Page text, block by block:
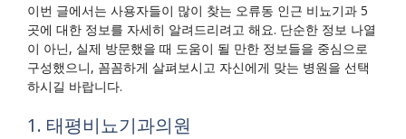
이번 글에서는 사용자들이 많이 찾는 오류동 인근 비뇨기과 5
곳에 대한 정보를 자세히 알려드리려고 해요. 단순한 정보 나열
이 아닌, 실제 방문했을 때 도움이 될 만한 정보들을 중심으로
구성했으니, 꼼꼼하게 살펴보시고 자신에게 맞는 병원을 선택
하시길 바랍니다.
1. 태평비뇨기과의원